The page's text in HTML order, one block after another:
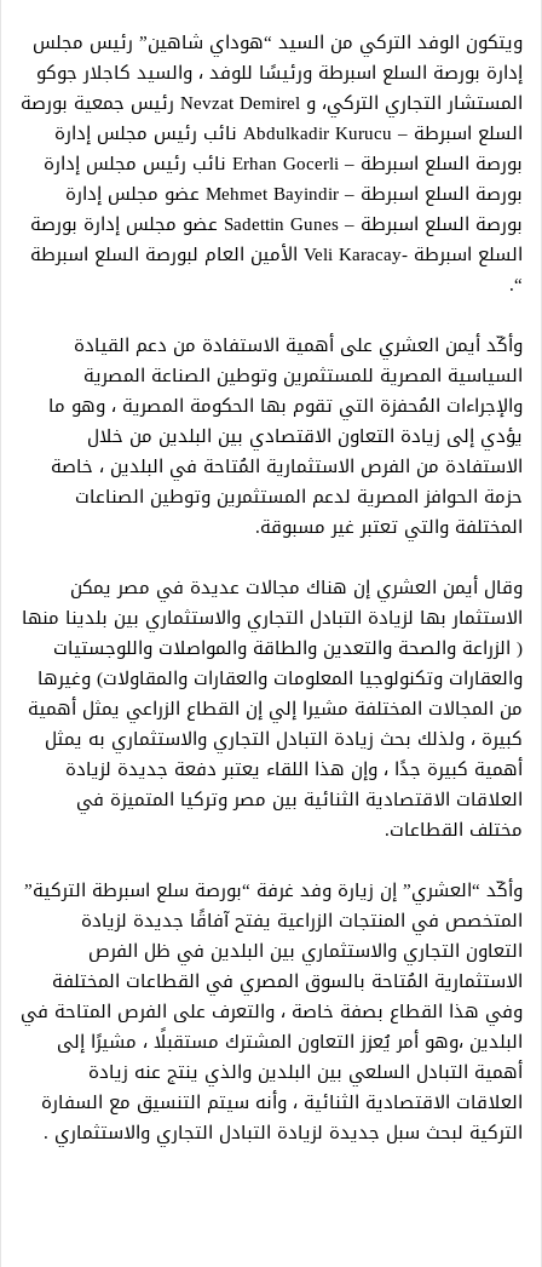
ويتكون الوفد التركي من السيد “هوداي شاهين” رئيس مجلس
إدارة بورصة السلع اسبرطة ورئيسًا للوفد ، والسيد كاجلار جوكو
المستشار التجاري التركي، و Nevzat Demirel رئيس جمعية بورصة
السلع اسبرطة – Abdulkadir Kurucu نائب رئيس مجلس إدارة
بورصة السلع اسبرطة – Erhan Gocerli نائب رئيس مجلس إدارة
بورصة السلع اسبرطة – Mehmet Bayindir عضو مجلس إدارة
بورصة السلع اسبرطة – Sadettin Gunes عضو مجلس إدارة بورصة
السلع اسبرطة -Veli Karacay الأمين العام لبورصة السلع اسبرطة
“.
وأكّد أيمن العشري على أهمية الاستفادة من دعم القيادة
السياسية المصرية للمستثمرين وتوطين الصناعة المصرية
والإجراءات المُحفزة التي تقوم بها الحكومة المصرية ، وهو ما
يؤدي إلى زيادة التعاون الاقتصادي بين البلدين من خلال
الاستفادة من الفرص الاستثمارية المُتاحة في البلدين ، خاصة
حزمة الحوافز المصرية لدعم المستثمرين وتوطين الصناعات
المختلفة والتي تعتبر غير مسبوقة.
وقال أيمن العشري إن هناك مجالات عديدة في مصر يمكن
الاستثمار بها لزيادة التبادل التجاري والاستثماري بين بلدينا منها
( الزراعة والصحة والتعدين والطاقة والمواصلات واللوجستيات
والعقارات وتكنولوجيا المعلومات والعقارات والمقاولات) وغيرها
من المجالات المختلفة مشيرا إلي إن القطاع الزراعي يمثل أهمية
كبيرة ، ولذلك بحث زيادة التبادل التجاري والاستثماري به يمثل
أهمية كبيرة جدًا ، وإن هذا اللقاء يعتبر دفعة جديدة لزيادة
العلاقات الاقتصادية الثنائية بين مصر وتركيا المتميزة في
مختلف القطاعات.
وأكّد “العشري” إن زيارة وفد غرفة “بورصة سلع اسبرطة التركية”
المتخصص في المنتجات الزراعية يفتح آفاقًا جديدة لزيادة
التعاون التجاري والاستثماري بين البلدين في ظل الفرص
الاستثمارية المُتاحة بالسوق المصري في القطاعات المختلفة
وفي هذا القطاع بصفة خاصة ، والتعرف على الفرص المتاحة في
البلدين ،وهو أمر يُعزز التعاون المشترك مستقبلًا ، مشيرًا إلى
أهمية التبادل السلعي بين البلدين والذي ينتج عنه زيادة
العلاقات الاقتصادية الثنائية ، وأنه سيتم التنسيق مع السفارة
التركية لبحث سبل جديدة لزيادة التبادل التجاري والاستثماري .